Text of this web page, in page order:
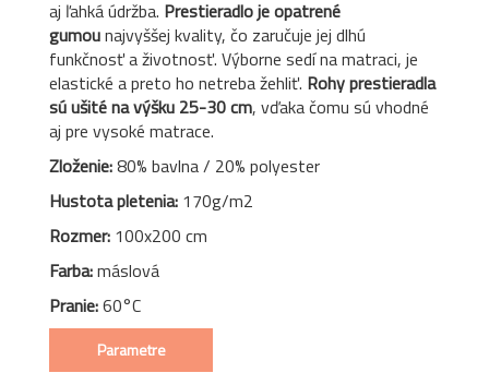
aj ľahká údržba. Prestieradlo je opatrené
gumounajvyššej kvality, čo zaručuje jej dlhú
funkčnosť a životnosť. Výborne sedí na matraci, je
elastické a preto ho netreba žehliť. Rohy prestieradla
sú ušité na výšku 25-30 cm, vďaka čomu sú vhodné
aj pre vysoké matrace.
Zloženie:80% bavlna / 20% polyester
Hustota pletenia: 170g/m2
Rozmer: 100x200 cm
Farba:máslová
Pranie:60°C
Parametre